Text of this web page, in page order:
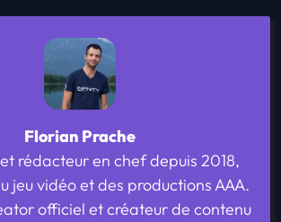
Florian Prache
rédacteur en chef depuis 2018,
jeu vidéo et des productions AAA.
officiel et créateur de contenu